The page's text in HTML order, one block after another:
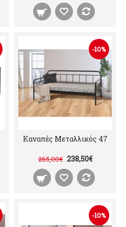
-10%
Καναπές Μεταλλικός 47
265,00€ 238,50€
-10%